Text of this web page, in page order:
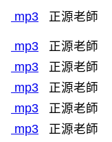
mp3 正源老師
mp3
正源老師
mp3
正源老師
mp3
正源老師
mp3
正源老師
mp3
正源老師